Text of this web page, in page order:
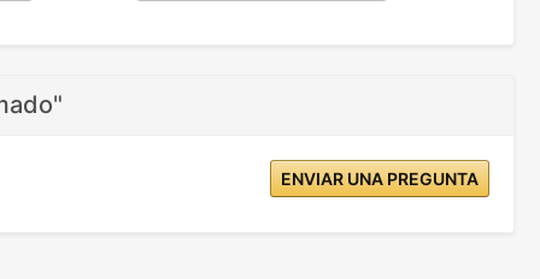
ENVIAR UNA PREGUNTA